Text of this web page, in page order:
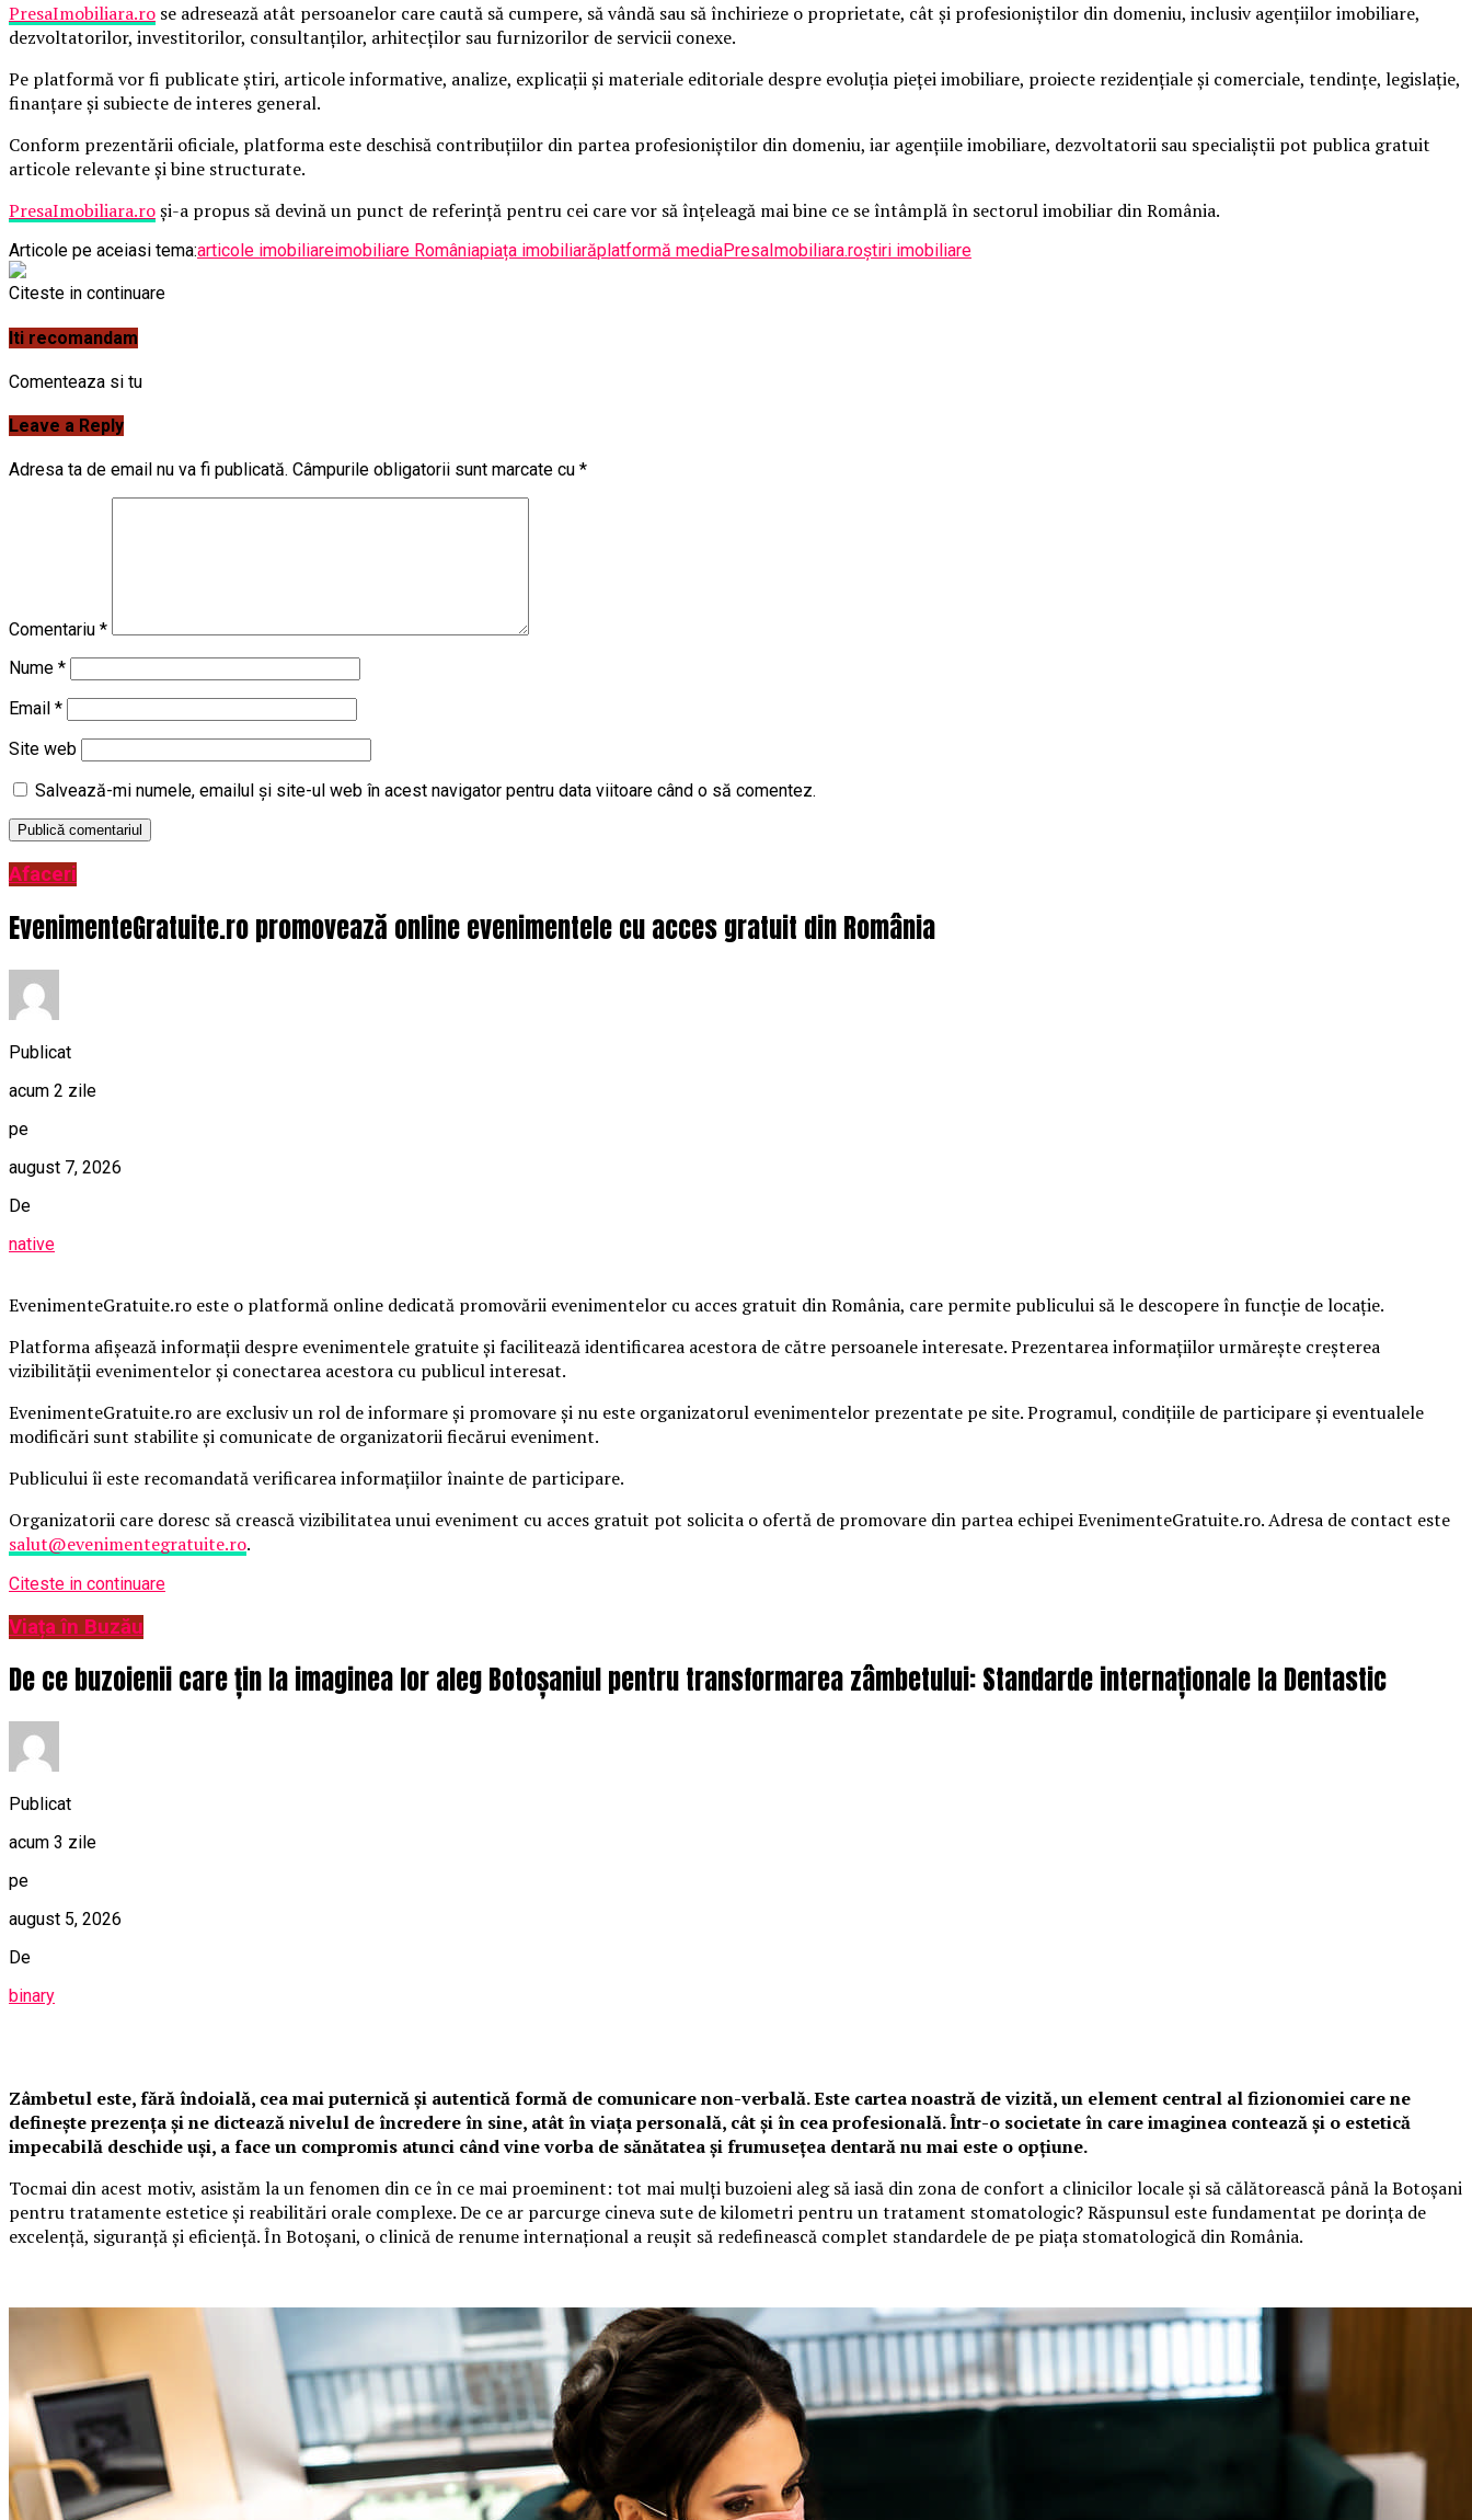
PresaImobiliara.ro se adresează atât persoanelor care caută să cumpere, să vândă sau să închirieze o proprietate, cât și profesioniștilor din domeniu, inclusiv agențiilor imobiliare,
dezvoltatorilor, investitorilor, consultanților, arhitecților sau furnizorilor de servicii conexe.
Pe platformă vor fi publicate știri, articole informative, analize, explicații și materiale editoriale despre evoluția pieței imobiliare, proiecte rezidențiale și comerciale, tendințe, legislație,
finanțare și subiecte de interes general.
Conform prezentării oficiale, platforma este deschisă contribuțiilor din partea profesioniștilor din domeniu, iar agențiile imobiliare, dezvoltatorii sau specialiștii pot publica gratuit
articole relevante și bine structurate.
PresaImobiliara.roși-a propus să devină un punct de referință pentru cei care vor să înțeleagă mai bine ce se întâmplă în sectorul imobiliar din România.
Articole pe aceiasi tema:articole imobiliareimobiliare Româniapiața imobiliarăplatformă mediaPresaImobiliara.roștiri imobiliare
Citeste in continuare
Iti recomandam
Comenteaza si tu
Leave a Reply
Adresa ta de email nu va fi publicată. Câmpurile obligatorii sunt marcate cu *
Comentariu *
Nume *
Email *
Site web
Salvează-mi numele, emailul și site-ul web în acest navigator pentru data viitoare când o să comentez.
Afaceri
EvenimenteGratuite.ro promovează online evenimentele cu acces gratuit din România
Publicat
acum 2 zile
pe
august 7, 2026
De
native
EvenimenteGratuite.ro este o platformă online dedicată promovării evenimentelor cu acces gratuit din România, care permite publicului să le descopere în funcție de locație.
Platforma afișează informații despre evenimentele gratuite și facilitează identificarea acestora de către persoanele interesate. Prezentarea informațiilor urmărește creșterea
vizibilității evenimentelor și conectarea acestora cu publicul interesat.
EvenimenteGratuite.ro are exclusiv un rol de informare și promovare și nu este organizatorul evenimentelor prezentate pe site. Programul, condițiile de participare și eventualele
modificări sunt stabilite și comunicate de organizatorii fiecărui eveniment.
Publicului îi este recomandată verificarea informațiilor înainte de participare.
Organizatorii care doresc să crească vizibilitatea unui eveniment cu acces gratuit pot solicita o ofertă de promovare din partea echipei EvenimenteGratuite.ro. Adresa de contact este
salut@evenimentegratuite.ro.
Citeste in continuare
Viața în Buzău
De ce buzoienii care țin la imaginea lor aleg Botoșaniul pentru transformarea zâmbetului: Standarde internaționale la Dentastic
Publicat
acum 3 zile
pe
august 5, 2026
De
binary
Zâmbetul este, fără îndoială, cea mai puternică și autentică formă de comunicare non-verbală. Este cartea noastră de vizită, un element central al fizionomiei care ne
definește prezența și ne dictează nivelul de încredere în sine, atât în viața personală, cât și în cea profesională. Într-o societate în care imaginea contează și o estetică
impecabilă deschide uși, a face un compromis atunci când vine vorba de sănătatea și frumusețea dentară nu mai este o opțiune.
Tocmai din acest motiv, asistăm la un fenomen din ce în ce mai proeminent: tot mai mulți buzoieni aleg să iasă din zona de confort a clinicilor locale și să călătorească până la Botoșani
pentru tratamente estetice și reabilitări orale complexe. De ce ar parcurge cineva sute de kilometri pentru un tratament stomatologic? Răspunsul este fundamentat pe dorința de
excelență, siguranță și eficiență. În Botoșani, o clinică de renume internațional a reușit să redefinească complet standardele de pe piața stomatologică din România.